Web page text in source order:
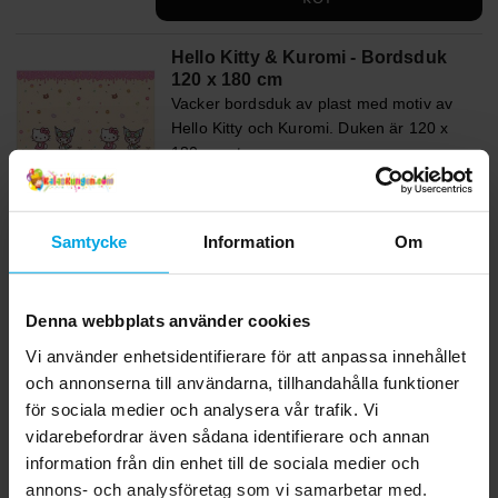
Samtycke Information Om
Denna webbplats använder cookies
Vi använder enhetsidentifierare för att anpassa innehållet
och annonserna till användarna, tillhandahålla funktioner
för sociala medier och analysera vår trafik. Vi
vidarebefordrar även sådana identifierare och annan
information från din enhet till de sociala medier och
annons- och analysföretag som vi samarbetar med.
Hello Kitty & Kuromi - Bordsduk
120 x 180 cm
Vacker bordsduk av plast med motiv av
Hello Kitty och Kuromi. Duken är 120 x
180 cm stor.
GÅ TILL
6-pack
6 st. kalashattar med motiv av Hello Kitty
och Kuromi. Hattarna är ca 19 cm höga
och hålls plats med ett resårband.
: 39,00 kr
39,00 kr
GÅ TILL